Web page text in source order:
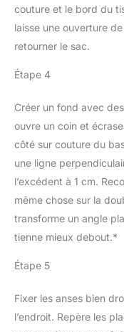
couture et le bord du
laisse une ouverture
retourner le sac.
Étape 4
Créer un fond avec
ouvre un coin et
côté sur couture du
une ligne
l’excédent à 1 cm.
même chose sur la
transforme un angle
tienne mieux debout.*
Étape 5
Fixer les anses bien
l’endroit. Repère les